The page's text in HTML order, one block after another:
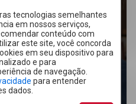
tecnologias semelhantes
em nossos serviços,
conteúdo com
este site, você concorda
em seu dispositivo para
e para
de navegação.
para entender
dados.
PRÓXIMO ARTIGO
Simulação de
financiamento: por
que fazer antes de
comprar um imóvel?